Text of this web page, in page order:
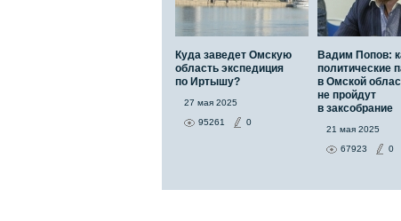
Куда заведет Омскую
область экспедиция
по Иртышу?
27 мая 2025
95261
0
Вадим Попов:
политические
в Омской
не пройдут
в заксобрание
21 мая 2025
67923
0